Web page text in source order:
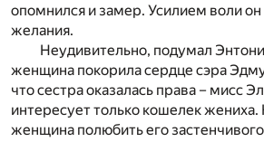
опомнился и замер. Усилием воли
желания.
Неудивительно, подумал
женщина покорила сердце сэра
что сестра оказалась права – мисс
интересует только кошелек
женщина полюбить его